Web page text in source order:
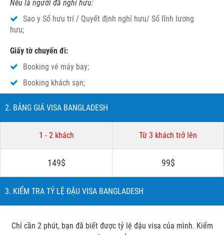
Nếu là người đã nghỉ hưu:
Sao y Sổ hưu trí / Quyết định nghỉ hưu/ Sổ lĩnh lương
hưu;
Giấy tờ chuyến đi:
Booking vé máy bay;
Booking khách sạn;
2. BẢNG GIÁ VISA BANGLADESH
1 - 2 khách Từ 3 khách trở lên
149$ 99$
3. KIỂM TRA TỶ LỆ ĐẬU VISA BANGLADESH
Chỉ cần 2 phút, bạn đã biết được tỷ lệ đậu visa của mình. Kiểm